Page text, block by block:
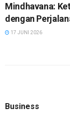
Mindhavana:
dengan
17 JUNI 2026
Business